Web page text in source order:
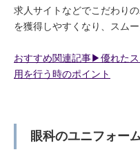
求人サイトなどでこだわり
を獲得しやすくなり、スム
おすすめ関連記事▶︎優れた
用を行う時のポイント
眼科のユニフォー